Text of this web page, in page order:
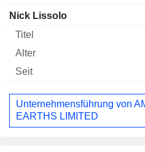
Nick Lissolo
Unternehmensführung von
EARTHS LIMITED